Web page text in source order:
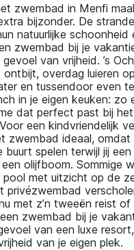
zwembad in Menfi
bijzonder. De
natuurlijke schoonheid
zwembad bij je
van vrijheid. ’s
overdag luieren
en tussendoor even
in je eigen keuken: zo
dat perfect past bij het
een kindvriendelijk
zwembad ideaal, omdat
buurt spelen terwijl jij
olijfboom. Sommige
met uitzicht op de
privézwembad
met z’n tweeën reist of
zwembad bij je
van een luxe
van je eigen plek.